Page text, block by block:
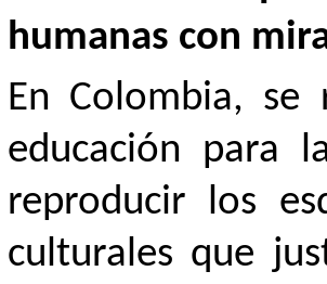
humanas con
En Colombia, se
educación para
reproducir los
culturales que